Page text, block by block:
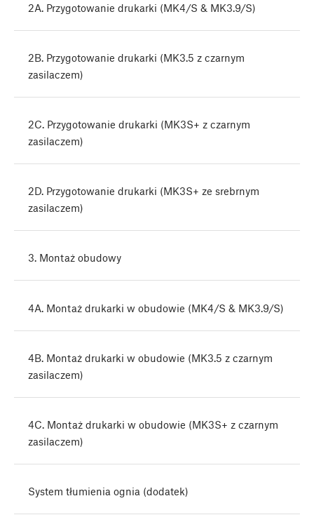
2A. Przygotowanie drukarki (MK4/S & MK3.9/S)
2B. Przygotowanie drukarki (MK3.5 z czarnym
zasilaczem)
2C. Przygotowanie drukarki (MK3S+ z czarnym
zasilaczem)
2D. Przygotowanie drukarki (MK3S+ ze srebrnym
zasilaczem)
3. Montaż obudowy
4A. Montaż drukarki w obudowie (MK4/S & MK3.9/S)
4B. Montaż drukarki w obudowie (MK3.5 z czarnym
zasilaczem)
4C. Montaż drukarki w obudowie (MK3S+ z czarnym
zasilaczem)
System tłumienia ognia (dodatek)